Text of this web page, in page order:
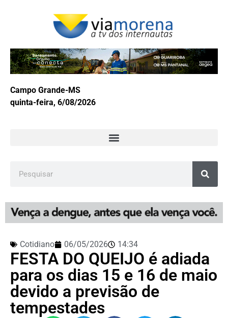
Campo Grande-MS
quinta-feira, 6/08/2026
Cotidiano 06/05/2026 14:34
FESTA DO QUEIJO é adiada
para os dias 15 e 16 de maio
devido a previsão de
tempestades